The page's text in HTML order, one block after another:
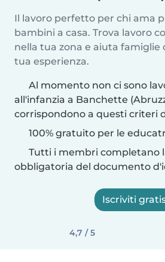
Il lavoro perfetto per chi ama
bambini a casa. Trova lavoro
nella tua zona e aiuta famiglie
tua esperienza.
Al momento non ci sono
all'infanzia a Banchette
corrispondono a questi criteri
100% gratuito per le
Tutti i membri completano
obbligatoria del documento
Iscriviti
4,7 / 5